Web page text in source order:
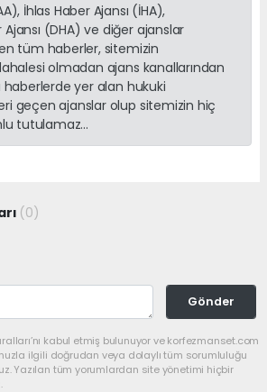
İhlas Haber Ajansı (İHA),
(DHA) ve diğer ajanslar
tüm haberler, sitemizin
olmadan ajans kanallarından
yer alan hukuki
geçen ajanslar olup sitemizin hiç
tutulamaz...
(0)
Gönder
kabul etmiş bulunuyor ve korfezmanset.com
ilgili doğrudan veya dolaylı tüm sorumluluğu
Yazılan tüm yorumlardan site yönetimi hiçbir